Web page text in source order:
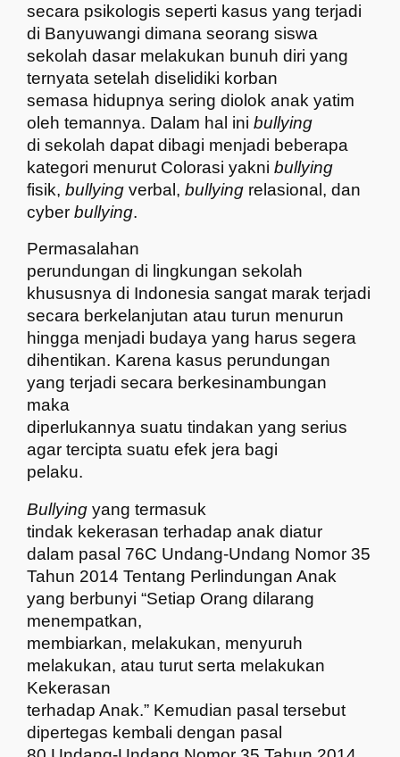
secara psikologis seperti kasus yang terjadi
di Banyuwangi dimana seorang siswa
sekolah dasar melakukan bunuh diri yang
ternyata setelah diselidiki korban
semasa hidupnya sering diolok anak yatim
oleh temannya. Dalam hal inibullying
di sekolah dapat dibagi menjadi beberapa
kategori menurut Colorasi yaknibullying
fisik,bullying verbal,bullying relasional, dan
cyberbullying.
Permasalahan
perundungan di lingkungan sekolah
khususnya di Indonesia sangat marak terjadi
secara berkelanjutan atau turun menurun
hingga menjadi budaya yang harus segera
dihentikan. Karena kasus perundungan
yang terjadi secara berkesinambungan
maka
diperlukannya suatu tindakan yang serius
agar tercipta suatu efek jera bagi
pelaku.
Bullying yang termasuk
tindak kekerasan terhadap anak diatur
dalam pasal 76C Undang-Undang Nomor 35
Tahun 2014 Tentang Perlindungan Anak
yang berbunyi“Setiap Orang dilarang
menempatkan,
membiarkan, melakukan, menyuruh
melakukan, atau turut serta melakukan
Kekerasan
terhadap Anak.” Kemudian pasal tersebut
dipertegas kembali dengan pasal